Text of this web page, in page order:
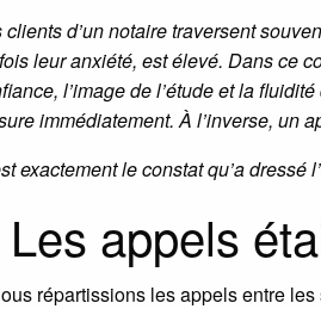
clients d’un notaire traversent
leur anxiété, est élevé. Dans ce
l’image de l’étude et la
immédiatement. À l’inverse, un
exactement le constat qu’a
Les appels
répartissions les appels entre